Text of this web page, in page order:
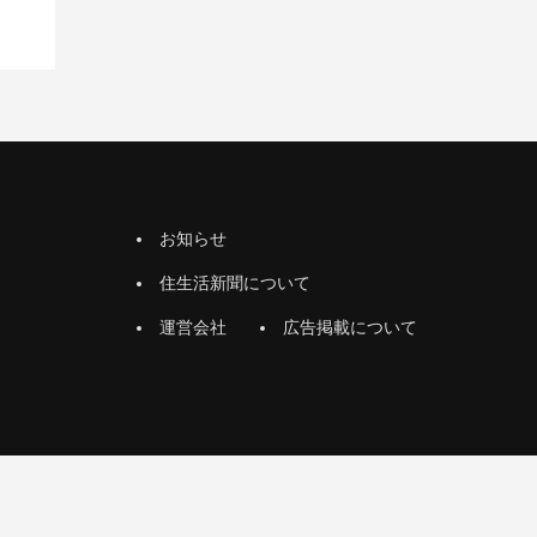
お知らせ
住生活新聞について
運営会社 広告掲載について